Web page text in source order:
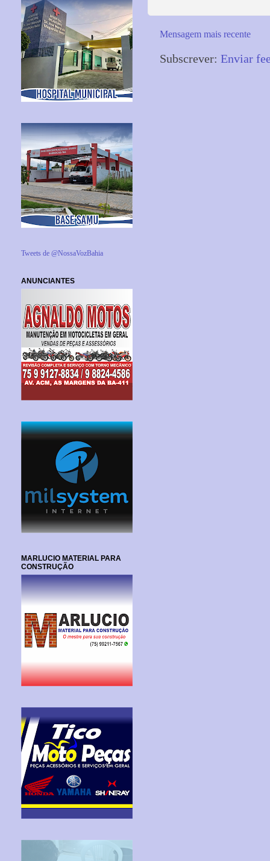
Mensagem mais recente
Subscrever: Enviar
Tweets de @NossaVozBahia
ANUNCIANTES
MARLUCIO MATERIAL PARA
CONSTRUÇÃO